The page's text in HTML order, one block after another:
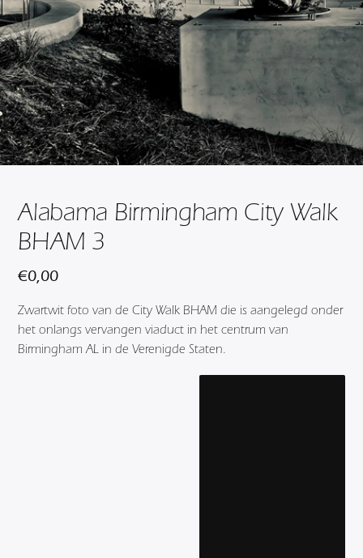
Alabama Birmingham City Walk
BHAM 3
€0,00
Zwartwit foto van de City Walk BHAM die is aangelegd onder
het onlangs vervangen viaduct in het centrum van
Birmingham AL in de Verenigde Staten.